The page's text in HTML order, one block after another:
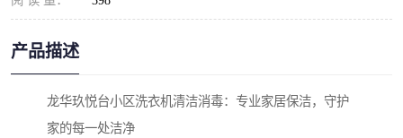
产品描述
龙华玖悦台小区洗衣机清洁消毒：专业家居保洁，守护
家的每一处洁净